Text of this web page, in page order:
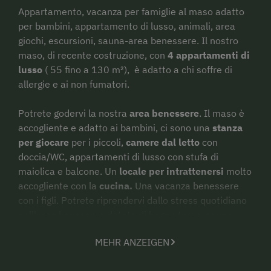
Appartamento, vacanza per famiglie al maso adatto
per bambini, appartamento di lusso, animali, area
giochi, escursioni, sauna-area benessere. Il nostro
maso, di recente costruzione, con 4 appartamenti di
lusso ( 55 fino a 130 m²), è adatto a chi soffre di
allergie e ai non fumatori.
Potrete godervi la nostra area benessere. Il maso è
accogliente e adatto ai bambini, ci sono una stanza
per giocare per i piccoli, camere dal letto con
doccia/WC, appartamenti di lusso con stufa di
maiolica e balcone. Un locale per intrattenersi molto
accogliente con la cucina. Una vacanza benessere
con i figli. Potrete riprendervi dallo stress quotidiano
montagne circostanti
MEHR ANZEIGEN